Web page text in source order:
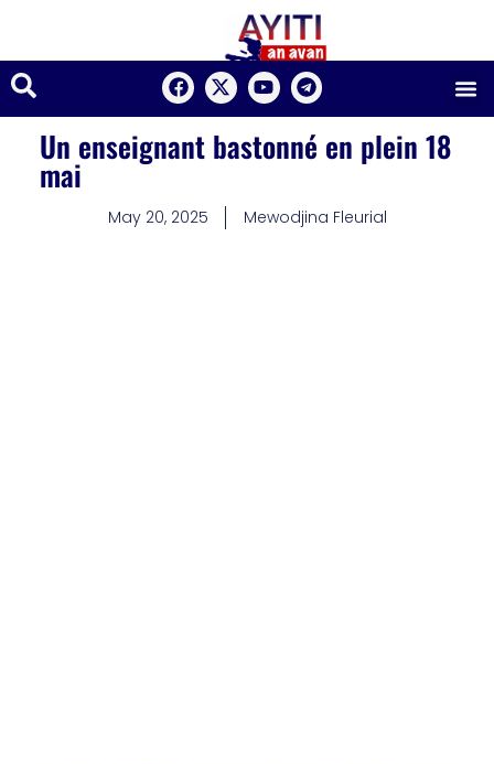
Un enseignant bastonné en plein 18
mai
May 20, 2025 Mewodjina Fleurial